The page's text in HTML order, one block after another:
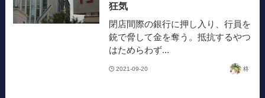
狂気
閉店間際の銀行に押し入り、行員を
銃で脅して金を奪う。抵抗するやつ
はためらわず...
2021-09-20 柊